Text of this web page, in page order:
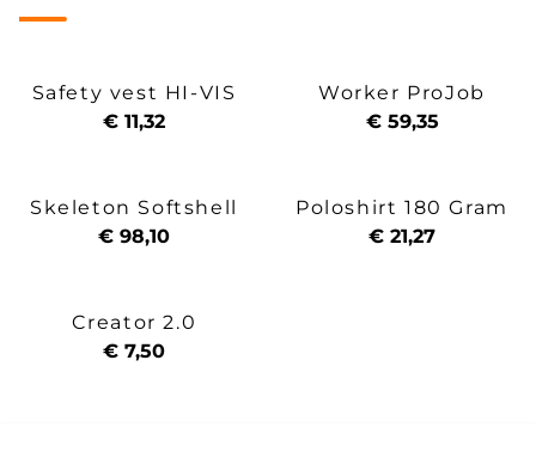
Safety vest HI-VIS
€ 11,32
Worker ProJob
€ 59,35
Skeleton Softshell
€ 98,10
Poloshirt 180 Gram
€ 21,27
Creator 2.0
€ 7,50